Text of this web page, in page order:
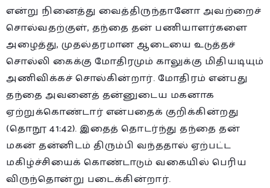
என்று நினைத்து வைத்திருந்தானோ அவற்றைச்
சொல்வதற்குள், தந்தை தன் பணியாளர்களை
அழைத்து, முதல்தரமான ஆடையை உடுத்தச்
சொல்லி கைக்கு மோதிரமும் காலுக்கு மிதியடியும்
அணிவிக்கச் சொல்கின்றார். மோதிரம் என்பது
தந்தை அவனைத் தன்னுடைய மகனாக
ஏற்றுக்கொண்டார் என்பதைக் குறிக்கின்றது
(தொநூ 41:42). இதைத் தொடர்ந்து தந்தை தன்
மகன் தன்னிடம் திரும்பி வந்ததால் ஏற்பட்ட
மகிழ்ச்சியைக் கொண்டாடும் வகையில் பெரிய
விருந்தொன்று படைக்கின்றார்.